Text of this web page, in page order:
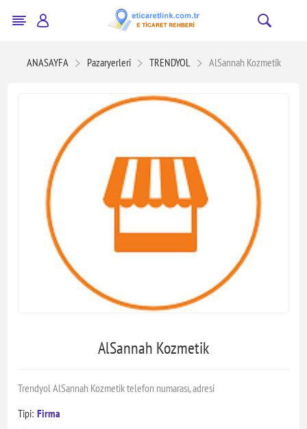
ANASAYFA Pazaryerleri TRENDYOL AlSannah Kozmetik
AlSannah Kozmetik
Trendyol AlSannah Kozmetik telefon numarası, adresi
Tipi: Firma